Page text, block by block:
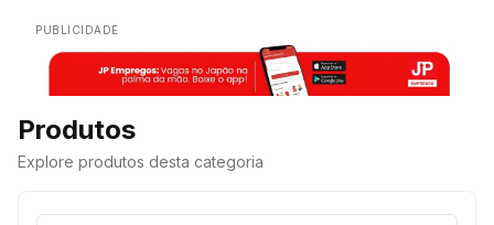
PUBLICIDADE
Produtos
Explore produtos desta categoria